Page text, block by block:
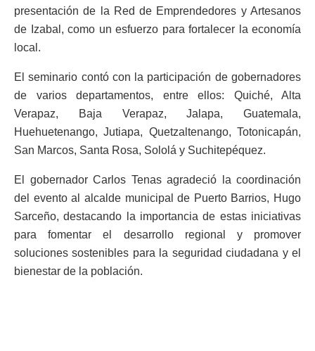
presentación de la Red de Emprendedores y Artesanos
de Izabal, como un esfuerzo para fortalecer la economía
local.
El seminario contó con la participación de gobernadores
de varios departamentos, entre ellos: Quiché, Alta
Verapaz, Baja Verapaz, Jalapa, Guatemala,
Huehuetenango, Jutiapa, Quetzaltenango, Totonicapán,
San Marcos, Santa Rosa, Sololá y Suchitepéquez.
El gobernador Carlos Tenas agradeció la coordinación
del evento al alcalde municipal de Puerto Barrios, Hugo
Sarceño, destacando la importancia de estas iniciativas
para fomentar el desarrollo regional y promover
soluciones sostenibles para la seguridad ciudadana y el
bienestar de la población.